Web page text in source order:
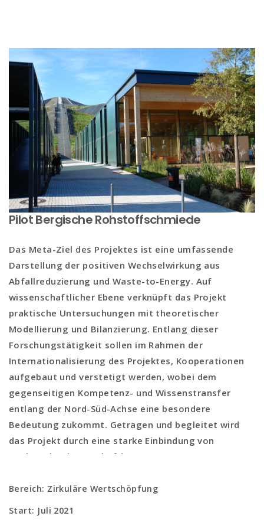
Pilot Bergische Rohstoffschmiede
Das Meta-Ziel des Projektes ist eine umfassende
Darstellung der positiven Wechselwirkung aus
Abfallreduzierung und Waste-to-Energy. Auf
wissenschaftlicher Ebene verknüpft das Projekt
praktische Untersuchungen mit theoretischer
Modellierung und Bilanzierung. Entlang dieser
Forschungstätigkeit sollen im Rahmen der
Internationalisierung des Projektes, Kooperationen
aufgebaut und verstetigt werden, wobei dem
gegenseitigen Kompetenz- und Wissenstransfer
entlang der Nord-Süd-Achse eine besondere
Bedeutung zukommt. Getragen und begleitet wird
das Projekt durch eine starke Einbindung von
Nachwuchswissenschaftlern.
Bereich: Zirkuläre Wertschöpfung
Start: Juli 2021